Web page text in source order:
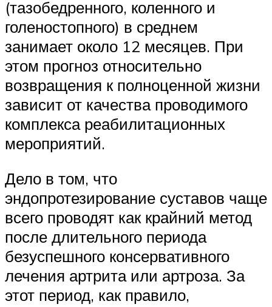
(тазобедренного, коленного и
голеностопного) в среднем
занимает около 12 месяцев. При
этом прогноз относительно
возвращения к полноценной жизни
зависит от качества проводимого
комплекса реабилитационных
мероприятий.
Дело в том, что
эндопротезирование суставов чаще
всего проводят как крайний метод
после длительного периода
безуспешного консервативного
лечения артрита или артроза. За
этот период, как правило,